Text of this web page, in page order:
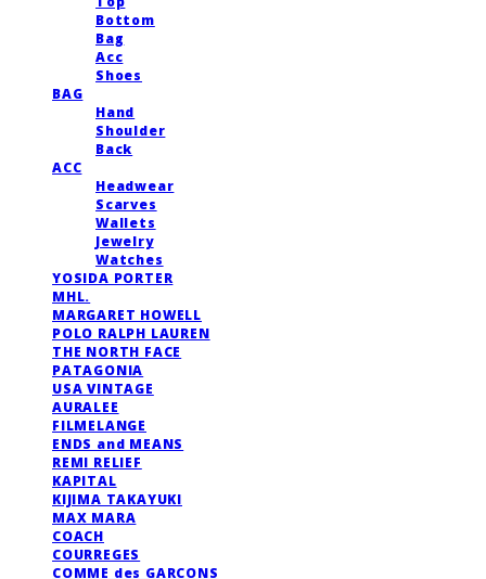
Bottom
Bag
Acc
Shoes
BAG
Hand
Shoulder
Back
ACC
Headwear
Scarves
Wallets
Jewelry
Watches
YOSIDA PORTER
MHL.
MARGARET HOWELL
POLO RALPH LAUREN
THE NORTH FACE
PATAGONIA
USA VINTAGE
AURALEE
FILMELANGE
ENDS and MEANS
REMI RELIEF
KAPITAL
KIJIMA TAKAYUKI
MAX MARA
COACH
COURREGES
COMME des GARCONS